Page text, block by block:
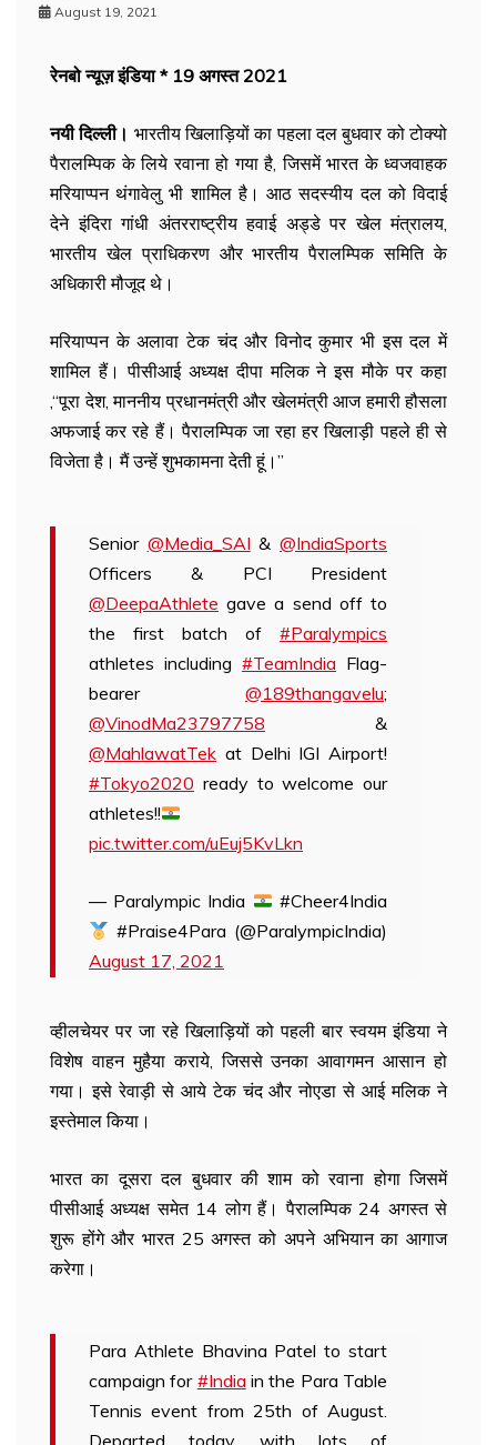
August 19, 2021
रेनबो न्यूज़ इंडिया * 19 अगस्त 2021
नयी दिल्ली। भारतीय खिलाड़ियों का पहला दल बुधवार को टोक्यो
पैरालम्पिक के लिये रवाना हो गया है, जिसमें भारत के ध्वजवाहक
मरियाप्पन थंगावेलु भी शामिल है। आठ सदस्यीय दल को विदाई
देने इंदिरा गांधी अंतरराष्ट्रीय हवाई अड्डे पर खेल मंत्रालय,
भारतीय खेल प्राधिकरण और भारतीय पैरालम्पिक समिति के
अधिकारी मौजूद थे।
मरियाप्पन के अलावा टेक चंद और विनोद कुमार भी इस दल में
शामिल हैं। पीसीआई अध्यक्ष दीपा मलिक ने इस मौके पर कहा
,‘‘पूरा देश, माननीय प्रधानमंत्री और खेलमंत्री आज हमारी हौसला
अफजाई कर रहे हैं। पैरालम्पिक जा रहा हर खिलाड़ी पहले ही से
विजेता है। मैं उन्हें शुभकामना देती हूं।’’
Senior @Media_SAI &@IndiaSports
Officers & PCI President
@DeepaAthlete gave a send off to
the first batch of #Paralympics
athletes including #TeamIndia Flag-
bearer @189thangavelu;
@VinodMa23797758 &
@MahlawatTek at Delhi IGI Airport!
#Tokyo2020 ready to welcome our
athletes!!
pic.twitter.com/uEuj5KvLkn
— Paralympic India
#Cheer4India
#Praise4Para (@ParalympicIndia)
August 17, 2021
व्हीलचेयर पर जा रहे खिलाड़ियों को पहली बार स्वयम इंडिया ने
विशेष वाहन मुहैया कराये, जिससे उनका आवागमन आसान हो
गया। इसे रेवाड़ी से आये टेक चंद और नोएडा से आई मलिक ने
इस्तेमाल किया।
भारत का दूसरा दल बुधवार की शाम को रवाना होगा जिसमें
पीसीआई अध्यक्ष समेत 14 लोग हैं। पैरालम्पिक 24 अगस्त से
शुरू होंगे और भारत 25 अगस्त को अपने अभियान का आगाज
करेगा।
Para Athlete Bhavina Patel to start
campaign for #India in the Para Table
Tennis event from 25th of August.
Departed today with lots of